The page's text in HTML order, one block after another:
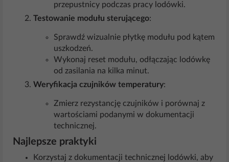
przepustnicy podczas pracy lodówki.
Testowanie modułu sterującego:
Sprawdź wizualnie płytkę modułu pod kątem
uszkodzeń.
Wykonaj reset modułu, odłączając lodówkę
od zasilania na kilka minut.
Weryfikacja czujników temperatury:
Zmierz rezystancję czujników i porównaj z
wartościami podanymi w dokumentacji
technicznej.
Najlepsze praktyki
Korzystaj z dokumentacji technicznej lodówki, aby